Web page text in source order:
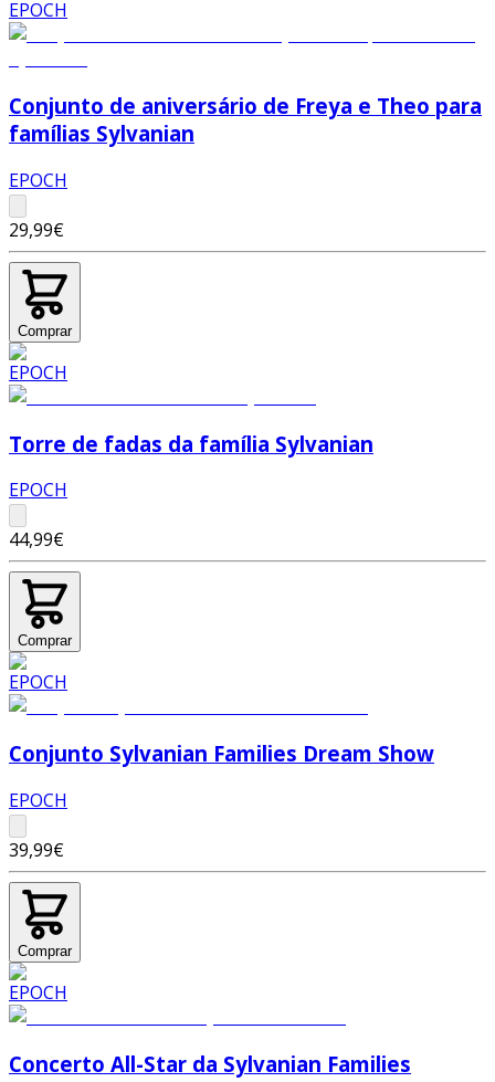
Conjunto de aniversário de Freya e Theo para
famílias Sylvanian
EPOCH
29,99€
Comprar
Torre de fadas da família Sylvanian
EPOCH
44,99€
Comprar
Conjunto Sylvanian Families Dream Show
EPOCH
39,99€
Comprar
Concerto All-Star da Sylvanian Families